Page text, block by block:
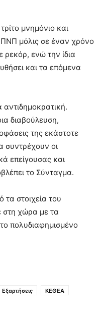
μνημόνιο και
μόλις σε έναν χρόνο
ενώ την ίδια
και τα επόμενα
διαβούλευση,
της εκάστοτε
συντρέχουν οι
επείγουσας και
το Σύνταγμα.
τα στοιχεία του
στη χώρα με τα
πολυδιαφημισμένο
Εξαρτήσεις
ΚΕΘΕΑ